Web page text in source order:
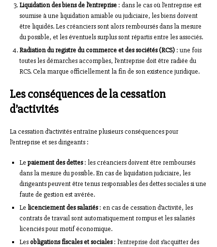
Liquidation des biens de l’entreprise : dans le cas où l’entreprise est
soumise à une liquidation amiable ou judiciaire, les biens doivent
être liquidés. Les créanciers sont alors remboursés dans la mesure
du possible, et les éventuels surplus sont répartis entre les associés.
Radiation du registre du commerce et des sociétés (RCS) : une fois
toutes les démarches accomplies, l’entreprise doit être radiée du
RCS. Cela marque officiellement la fin de son existence juridique.
Les conséquences de la cessation
d’activités
La cessation d’activités entraîne plusieurs conséquences pour
l’entreprise et ses dirigeants :
Le paiement des dettes: les créanciers doivent être remboursés
dans la mesure du possible. En cas de liquidation judiciaire, les
dirigeants peuvent être tenus responsables des dettes sociales si une
faute de gestion est avérée.
Le licenciement des salariés: en cas de cessation d’activité, les
contrats de travail sont automatiquement rompus et les salariés
licenciés pour motif économique.
Lesobligations fiscales et sociales: l’entreprise doit s’acquitter des